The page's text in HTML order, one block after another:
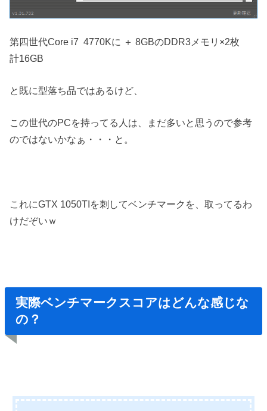
第四世代Core i7 4770Kに ＋ 8GBのDDR3メモリ×2枚
計16GB
と既に型落ち品ではあるけど、
この世代のPCを持ってる人は、まだ多いと思うので参考
のではないかなぁ・・・と。
これにGTX 1050TIを刺してベンチマークを、取ってるわ
けだぞいｗ
実際ベンチマークスコアはどんな感じな
の？